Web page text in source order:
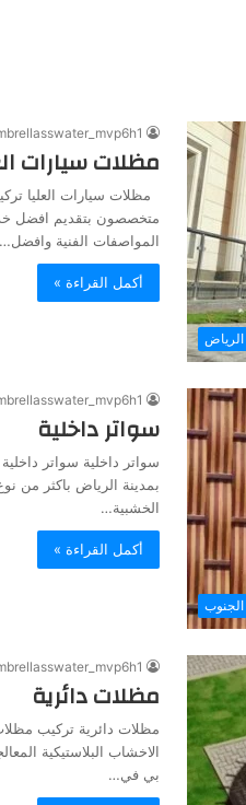
الرياض
مظلات سيارات
مظلات سيارات العليا
متخصصون بتقديم افضل
المواصفات الفنية وافضل…
أكمل القراءة »
الجنوب
سواتر داخلية
سواتر داخلية سواتر
بمدينة الرياض باكثر من
الخشبية…
أكمل القراءة »
مظلات دائرية
مظلات دائرية تركيب
الاخشاب البلاستيكية
بي في…